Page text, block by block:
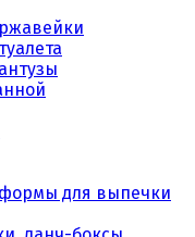
для выпечки